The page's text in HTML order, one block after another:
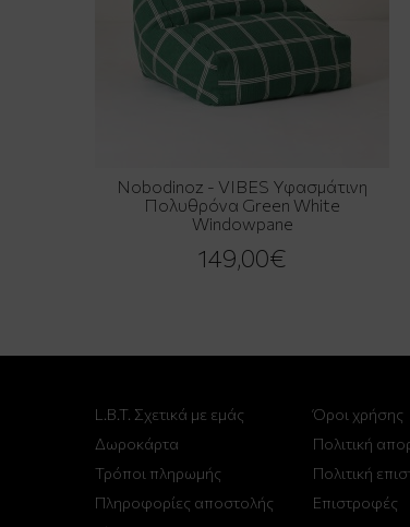
Nobodinoz - VIBES Υφασμάτινη
Πολυθρόνα Green White
Windowpane
149,00€
L.B.T. Σχετικά με εμάς
Δωροκάρτα
Τρόποι πληρωμής
Πληροφορίες αποστολής
Όροι χρήσης
Πολιτική
Πολιτική
Επιστροφές